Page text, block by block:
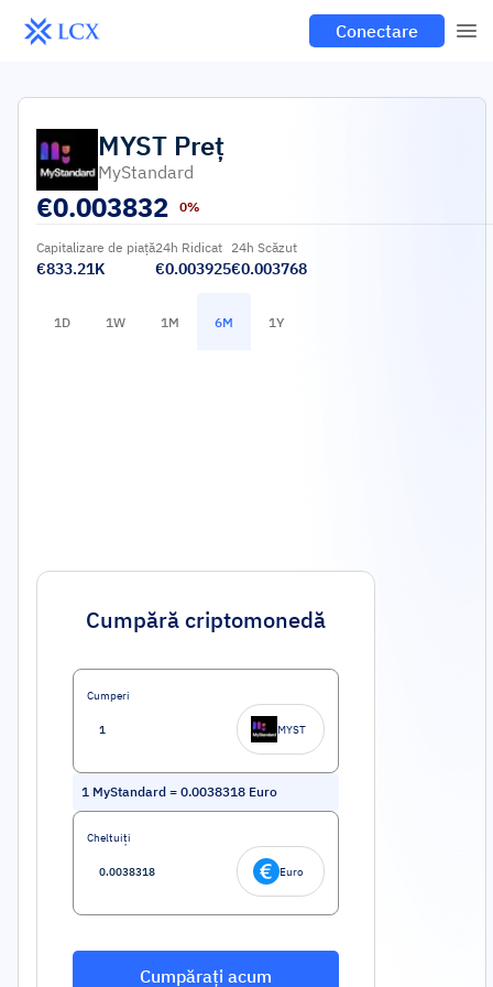
Conectare
MYST Preț
MyStandard
€0.003832 0%
Capitalizare de piață
€833.21K
24h Ridicat
€0.003925
24h Scăzut
€0.003768
1D 1W 1M 6M 1Y
Cumpără criptomonedă
Cumperi
MYST
1 MyStandard = 0.0038318 Euro
Cheltuiți
Euro
Cumpărați acum